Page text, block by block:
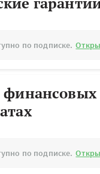
по подписке.
финансовых
по подписке.